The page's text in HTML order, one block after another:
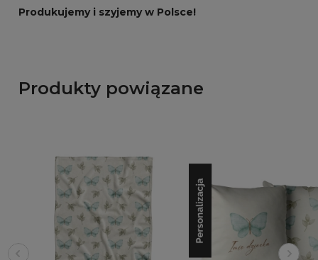
Produkujemy i szyjemy w Polsce!
Produkty powiązane